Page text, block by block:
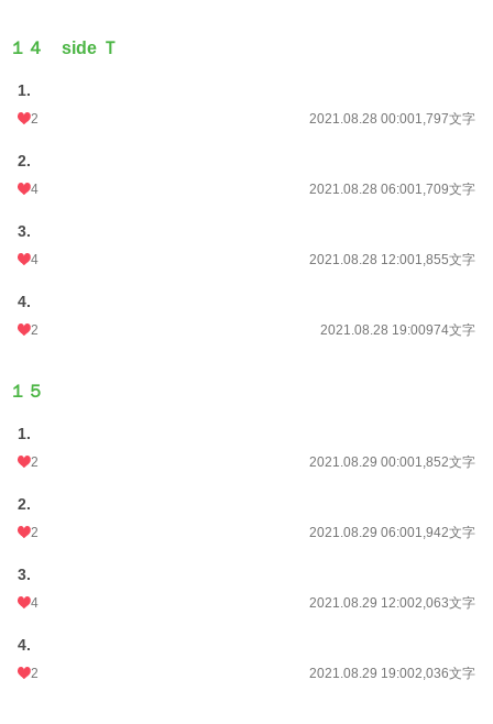
１４ side Ｔ
1.
2 2021.08.28 00:001,797文字
2.
4 2021.08.28 06:001,709文字
3.
4 2021.08.28 12:001,855文字
4.
2 2021.08.28 19:00974文字
１５
1.
2 2021.08.29 00:001,852文字
2.
2 2021.08.29 06:001,942文字
3.
4 2021.08.29 12:002,063文字
4.
2 2021.08.29 19:002,036文字